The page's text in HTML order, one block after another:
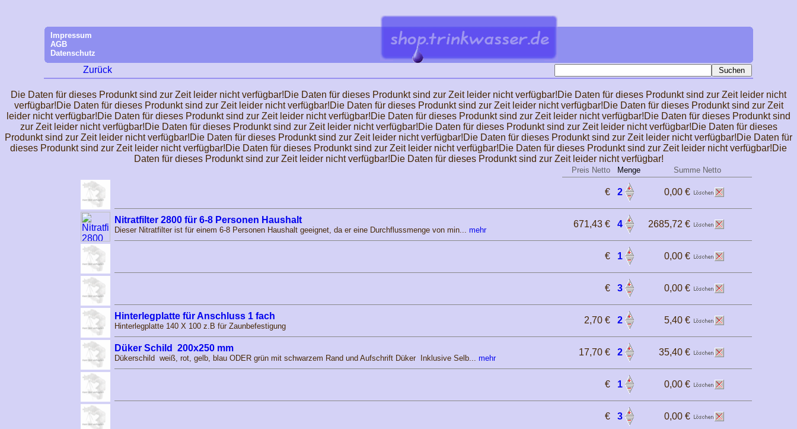
Impressum
AGB
Datenschutz
Zurück
Die Daten für dieses Produnkt sind zur Zeit leider nicht verfügbar!Die Daten für dieses Produnkt sind zur Zeit leider nicht verfügbar!Die Daten für dieses Produnkt sind zur Zeit leider nicht
verfügbar!Die Daten für dieses Produnkt sind zur Zeit leider nicht verfügbar!Die Daten für dieses Produnkt sind zur Zeit leider nicht verfügbar!Die Daten für dieses Produnkt sind zur Zeit
leider nicht verfügbar!Die Daten für dieses Produnkt sind zur Zeit leider nicht verfügbar!Die Daten für dieses Produnkt sind zur Zeit leider nicht verfügbar!Die Daten für dieses Produnkt sind
zur Zeit leider nicht verfügbar!Die Daten für dieses Produnkt sind zur Zeit leider nicht verfügbar!Die Daten für dieses Produnkt sind zur Zeit leider nicht verfügbar!Die Daten für dieses
Produnkt sind zur Zeit leider nicht verfügbar!Die Daten für dieses Produnkt sind zur Zeit leider nicht verfügbar!Die Daten für dieses Produnkt sind zur Zeit leider nicht verfügbar!Die Daten für
dieses Produnkt sind zur Zeit leider nicht verfügbar!Die Daten für dieses Produnkt sind zur Zeit leider nicht verfügbar!Die Daten für dieses Produnkt sind zur Zeit leider nicht verfügbar!Die
Daten für dieses Produnkt sind zur Zeit leider nicht verfügbar!Die Daten für dieses Produnkt sind zur Zeit leider nicht verfügbar!
Preis Netto Menge Summe Netto
€ 2 0,00 €
Nitratfilter 2800 für 6-8 Personen Haushalt
Dieser Nitratfilter ist für einem 6-8 Personen Haushalt geeignet, da er eine Durchflussmenge von min... mehr
671,43 € 4 2685,72 €
€ 1 0,00 €
€ 3 0,00 €
Hinterlegplatte für Anschluss 1 fach
Hinterlegplatte 140 X 100 z.B für Zaunbefestigung
2,70 € 2 5,40 €
Düker Schild 200x250 mm
Dükerschild weiß, rot, gelb, blau ODER grün mit schwarzem Rand und Aufschrift Düker Inklusive Selb... mehr
17,70 € 2 35,40 €
€ 1 0,00 €
€ 3 0,00 €